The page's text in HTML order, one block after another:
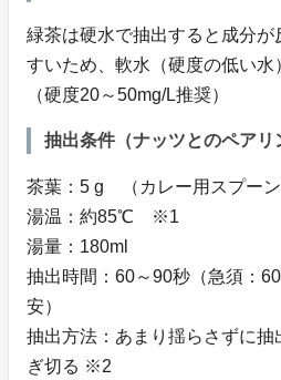
緑茶は硬水で抽出すると成分
すいため、軟水（硬度の低い水
（硬度20～50mg/L推奨）
抽出条件（ナッツとのペアリ
茶葉：5 g （カレー用スプーン
湯温：約85℃ ※1
湯量：180ml
抽出時間：60～90秒（急須：
安）
抽出方法：あまり揺らさずに
ぎ切る ※2